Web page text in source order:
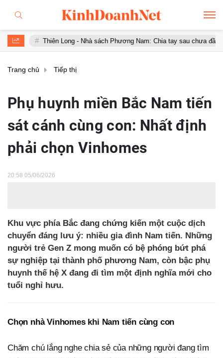
Long - Nhà sách Phương Nam: Chia tay sau chưa đầy 1 năm 'hợp hôn'
Trang chủ Tiếp thị
Phụ huynh miền Bắc Nam tiến
sát cánh cùng con: Nhất định
phải chọn Vinhomes
20:58 05/06/2026
Khu vực phía Bắc đang chứng kiến một cuộc dịch
chuyển đáng lưu ý: nhiều gia đình Nam tiến. Những
người trẻ Gen Z mong muốn có bệ phóng bứt phá
sự nghiệp tại thành phố phương Nam, còn bậc phụ
huynh thế hệ X đang đi tìm một định nghĩa mới cho
tuổi nghỉ hưu.
Chọn nhà Vinhomes khi Nam tiến cùng con
Chăm chú lắng nghe chia sẻ của những người đang tìm